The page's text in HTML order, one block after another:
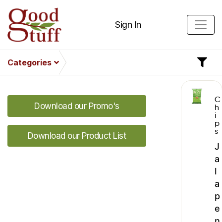
Sign In
Categories
Download our Promo's
Download our Product List
C
h
i
p
s
J
a
l
a
p
e